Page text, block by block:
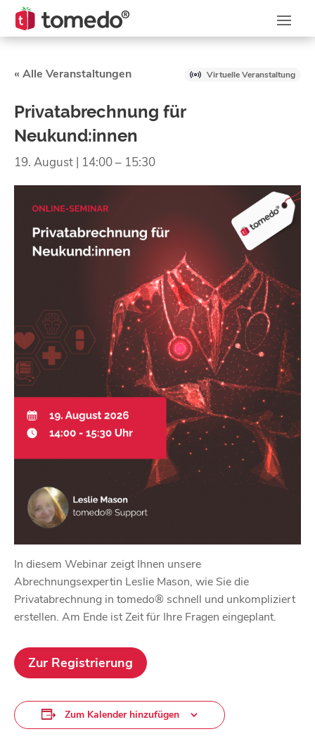
« Alle Veranstaltungen Virtuelle Veranstaltung
Privatabrechnung für
Neukund:innen
19. August | 14:00– 15:30
In diesem Webinar zeigt Ihnen unsere
Abrechnungsexpertin Leslie Mason, wie Sie die
Privatabrechnung in tomedo® schnell und unkompliziert
erstellen. Am Ende ist Zeit für Ihre Fragen eingeplant.
Zur Registrierung
Zum Kalender hinzufügen